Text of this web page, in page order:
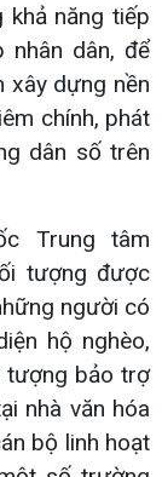
khả năng tiếp
nhân dân, để
xây dựng nền
chính, phát
dân số trên
Trung tâm
tượng được
người có
hộ nghèo,
tượng bảo trợ
nhà văn hóa
bộ linh hoạt